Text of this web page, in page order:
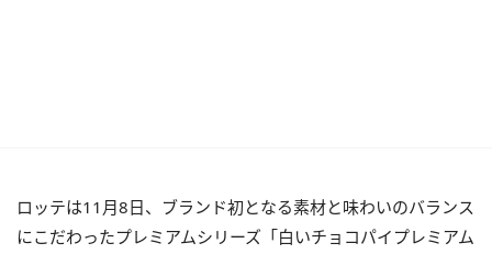
ロッテは11月8日、ブランド初となる素材と味わいのバランス
にこだわったプレミアムシリーズ「白いチョコパイプレミアム